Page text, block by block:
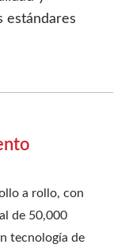
estándares
a rollo, con
de 50,000
tecnología de